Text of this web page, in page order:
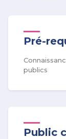
Pré-
publics
Public